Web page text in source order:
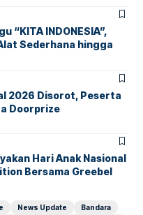
“KITA INDONESIA”,
Sederhana hingga
2026 Disorot, Peserta
Doorprize
Hari Anak Nasional
Bersama Greebel
News Update
Bandara